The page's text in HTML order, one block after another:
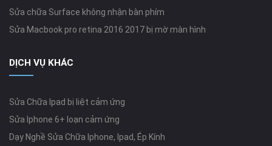
Sửa chữa Surface không nhận bàn phím
Sửa Macbook pro retina 2016 2017 bị mờ màn hình
DỊCH VỤ KHÁC
Sửa Chữa Ipad bị liệt cảm ứng
Sửa Iphone 6+ loạn cảm ứng
Dạy Nghề Sửa Chữa Iphone, Ipad, Ép Kính